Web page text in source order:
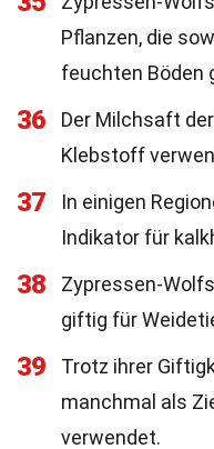
Pflanzen, die
feuchten Böden
36
Der Milchsaft
Klebstoff
37
In einigen
Indikator für
38
Zypressen-
giftig für
39
Trotz ihrer
manchmal als
verwendet.